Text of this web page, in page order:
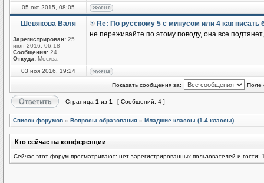
05 окт 2015, 08:05
Шевякова Валя
Зарегистрирован: 25
июн 2016, 06:18
Сообщения: 24
Откуда: Москва
Re: По русскому 5 с минусом или 4 как
не переживайте по этому поводу, она все
03 ноя 2016, 19:24
Показать сообщения за: Поле
Страница 1 из 1 [ Сообщений: 4 ]
Список форумов » Вопросы образования » Младшие классы (1-4 классы)
Кто сейчас на конференции
Сейчас этот форум просматривают: нет зарегистрированных пользователей и гости: